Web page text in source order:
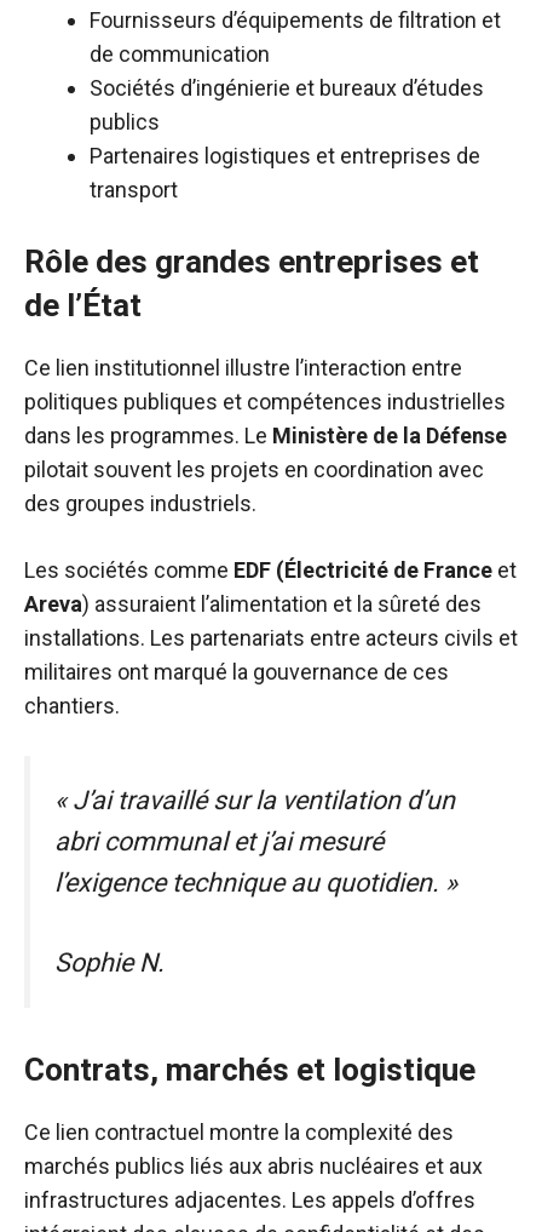
Fournisseurs d’équipements de filtration et
de communication
Sociétés d’ingénierie et bureaux d’études
publics
Partenaires logistiques et entreprises de
transport
Rôle des grandes entreprises et
de l’État
Ce lien institutionnel illustre l’interaction entre
politiques publiques et compétences industrielles
dans les programmes. Le Ministère de la Défense
pilotait souvent les projets en coordination avec
des groupes industriels.
Les sociétés comme EDF (Électricité de France et
Areva) assuraient l’alimentation et la sûreté des
installations. Les partenariats entre acteurs civils et
militaires ont marqué la gouvernance de ces
chantiers.
« J’ai travaillé sur la ventilation d’un
abri communal et j’ai mesuré
l’exigence technique au quotidien. »
Sophie N.
Contrats, marchés et logistique
Ce lien contractuel montre la complexité des
marchés publics liés aux abris nucléaires et aux
infrastructures adjacentes. Les appels d’offres